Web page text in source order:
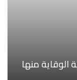
الوقاية منها